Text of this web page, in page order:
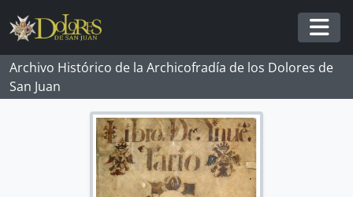
Skip to main content
Archivo Histórico de la Archicofradía de los Dolores de
San Juan